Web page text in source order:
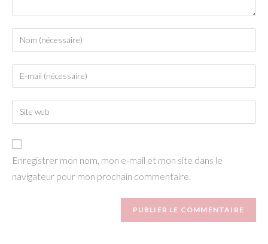
name
username
to
comment
email
address
to
comment
URL
(optional)
Enregistrer mon nom, mon e-mail et mon site dans le
navigateur pour mon prochain commentaire.